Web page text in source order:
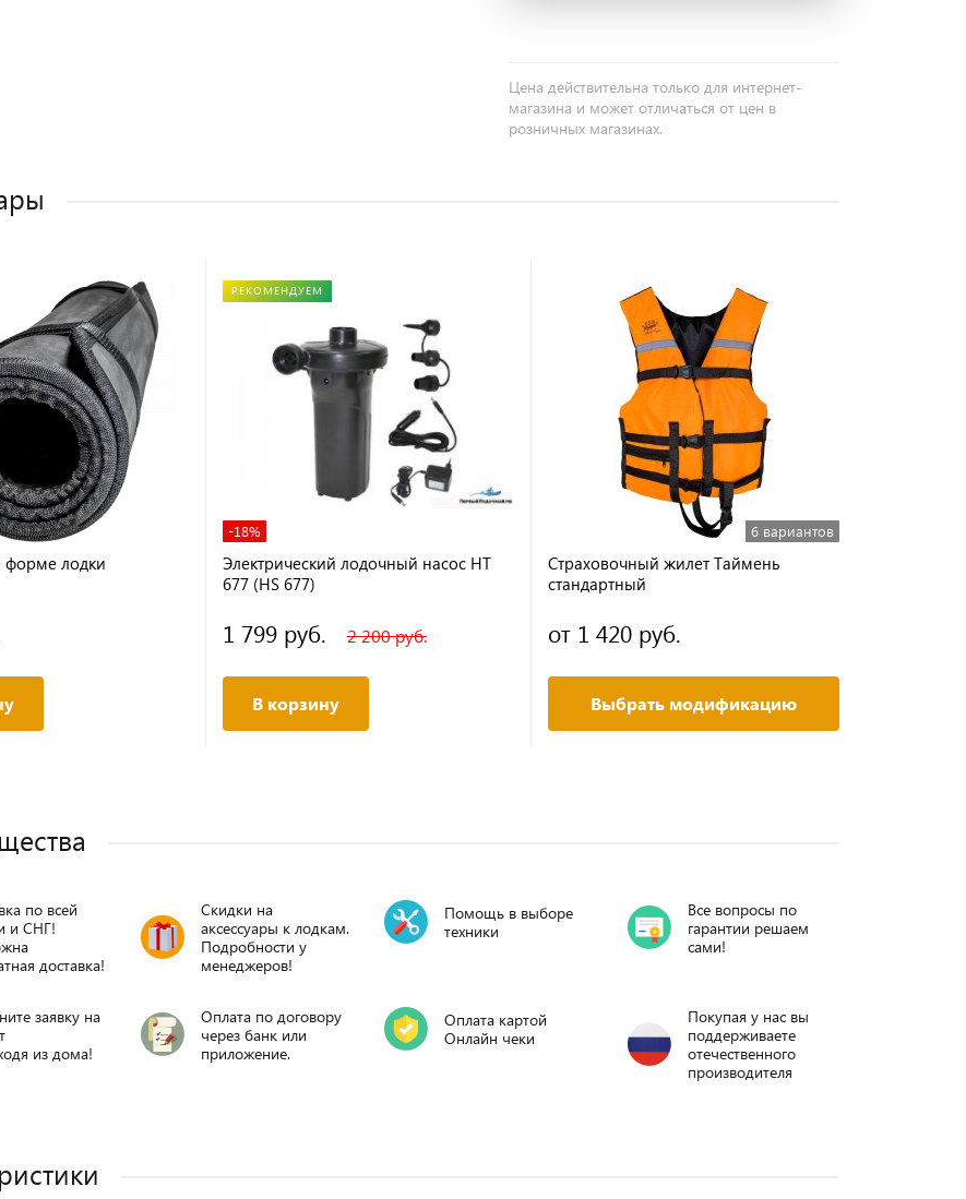
Цена действительна только для интернет-
магазина и может отличаться от цен в
розничных магазинах.
форме лодки
РЕКОМЕНДУЕМ
-18%
Электрический лодочный насос HT
677 (HS 677)
1 799 руб. 2 200 руб.
В корзину
6 вариантов
Страховочный жилет Таймень
стандартный
от 1 420 руб.
Выбрать модификацию
по всей
и СНГ!
доставка!
Скидки на
аксессуары к лодкам.
Подробности у
менеджеров!
Помощь в выборе
техники
Все вопросы по
гарантии решаем
сами!
заявку на
из дома!
Оплата по договору
через банк или
приложение.
Оплата картой
Онлайн чеки
Покупая у нас вы
поддерживаете
отечественного
производителя